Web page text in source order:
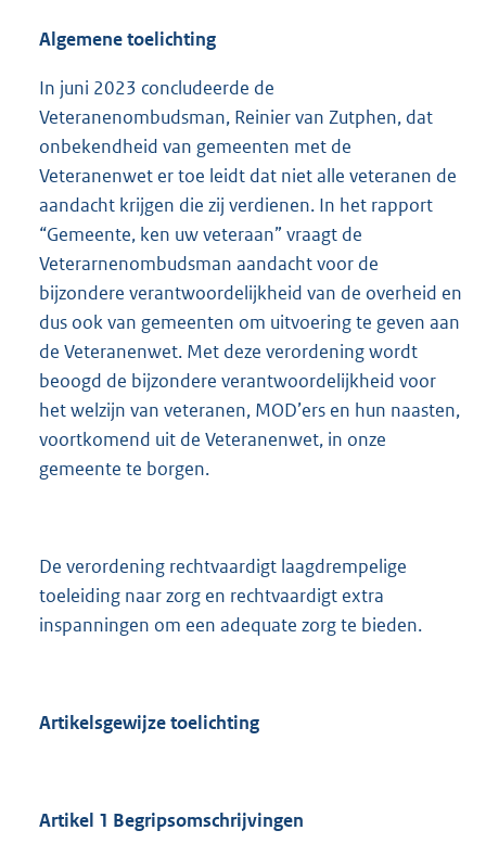
Algemene toelichting
In juni 2023 concludeerde de
Veteranenombudsman, Reinier van Zutphen, dat
onbekendheid van gemeenten met de
Veteranenwet er toe leidt dat niet alle veteranen de
aandacht krijgen die zij verdienen. In het rapport
“Gemeente, ken uw veteraan” vraagt de
Veterarnenombudsman aandacht voor de
bijzondere verantwoordelijkheid van de overheid en
dus ook van gemeenten om uitvoering te geven aan
de Veteranenwet. Met deze verordening wordt
beoogd de bijzondere verantwoordelijkheid voor
het welzijn van veteranen, MOD’ers en hun naasten,
voortkomend uit de Veteranenwet, in onze
gemeente te borgen.
De verordening rechtvaardigt laagdrempelige
toeleiding naar zorg en rechtvaardigt extra
inspanningen om een adequate zorg te bieden.
Artikelsgewijze toelichting
Artikel 1 Begripsomschrijvingen